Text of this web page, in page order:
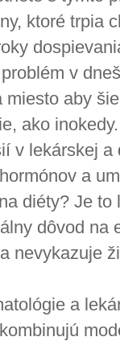
ktoré trpia
v
aby
ako
v lekárskej
a
diéty? Je
dôvod na
nevykazuje
a